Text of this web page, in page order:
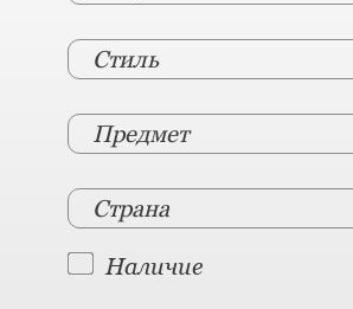
Стиль
Предмет
Страна
Наличие